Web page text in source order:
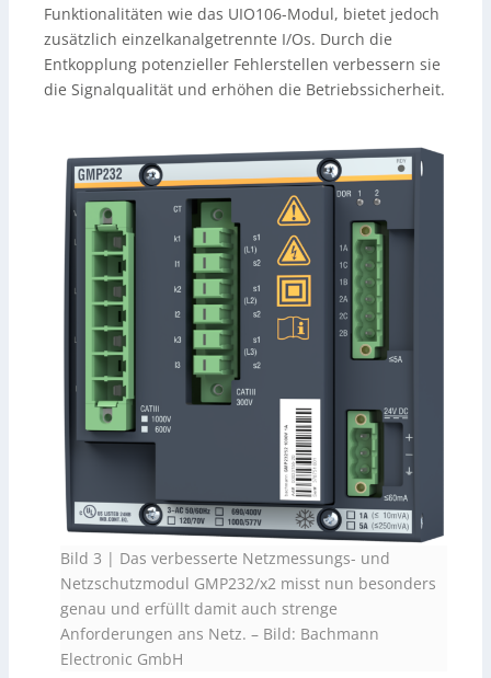
Funktionalitäten wie das UIO106-Modul, bietet jedoch
zusätzlich einzelkanalgetrennte I/Os. Durch die
Entkopplung potenzieller Fehlerstellen verbessern sie
die Signalqualität und erhöhen die Betriebssicherheit.
Bild 3 | Das verbesserte Netzmessungs- und
Netzschutzmodul GMP232/x2 misst nun besonders
genau und erfüllt damit auch strenge
Anforderungen ans Netz. – Bild: Bachmann
Electronic GmbH